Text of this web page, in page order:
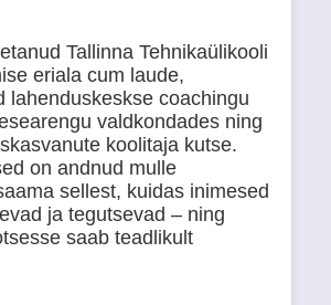
Tallinna Tehnikaülikooli
eriala cum laude,
lahenduskeskse coachingu
valdkondades ning
koolitaja kutse.
on andnud mulle
sellest, kuidas inimesed
ja tegutsevad – ning
saab teadlikult